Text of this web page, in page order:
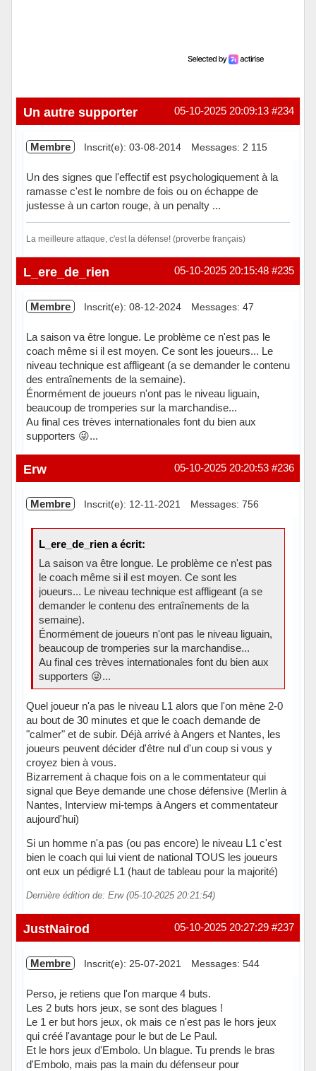
#234
05-10-2025 20:09:13
Un autre supporter
Membre Inscrit(e): 03-08-2014 Messages: 2 115
Un des signes que l'effectif est psychologiquement à la
ramasse c'est le nombre de fois ou on échappe de
justesse à un carton rouge, à un penalty ...
La meilleure attaque, c'est la défense! (proverbe français)
En ligne #235
05-10-2025 20:15:48
L_ere_de_rien
Membre Inscrit(e): 08-12-2024 Messages: 47
La saison va être longue. Le problème ce n'est pas le
coach même si il est moyen. Ce sont les joueurs... Le
niveau technique est affligeant (a se demander le contenu
des entraînements de la semaine).
Énormément de joueurs n'ont pas le niveau liguain,
beaucoup de tromperies sur la marchandise...
Au final ces trèves internationales font du bien aux
supporters 😜...
Hors ligne #236
05-10-2025 20:20:53
Erw
Membre Inscrit(e): 12-11-2021 Messages: 756
L_ere_de_rien a écrit:
La saison va être longue. Le problème ce n'est pas
le coach même si il est moyen. Ce sont les
joueurs... Le niveau technique est affligeant (a se
demander le contenu des entraînements de la
semaine).
Énormément de joueurs n'ont pas le niveau liguain,
beaucoup de tromperies sur la marchandise...
Au final ces trèves internationales font du bien aux
supporters 😜...
Quel joueur n'a pas le niveau L1 alors que l'on mène 2-0
au bout de 30 minutes et que le coach demande de
"calmer" et de subir. Déjà arrivé à Angers et Nantes, les
joueurs peuvent décider d'être nul d'un coup si vous y
croyez bien à vous.
Bizarrement à chaque fois on a le commentateur qui
signal que Beye demande une chose défensive (Merlin à
Nantes, Interview mi-temps à Angers et commentateur
aujourd'hui)
Si un homme n'a pas (ou pas encore) le niveau L1 c'est
bien le coach qui lui vient de national TOUS les joueurs
ont eux un pédigré L1 (haut de tableau pour la majorité)
Dernière édition de: Erw (05-10-2025 20:21:54)
Hors ligne #237
05-10-2025 20:27:29
JustNairod
Membre Inscrit(e): 25-07-2021 Messages: 544
Perso, je retiens que l'on marque 4 buts.
Les 2 buts hors jeux, se sont des blagues !
Le 1 er but hors jeux, ok mais ce n'est pas le hors jeux
qui créé l'avantage pour le but de Le Paul.
Et le hors jeux d'Embolo. Un blague. Tu prends le bras
d'Embolo, mais pas la main du défenseur pour